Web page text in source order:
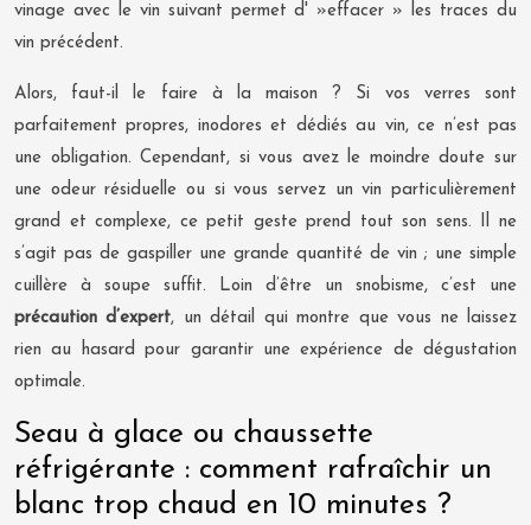
vinage avec le vin suivant permet d' »effacer » les traces du
vin précédent.
Alors, faut-il le faire à la maison ? Si vos verres sont
parfaitement propres, inodores et dédiés au vin, ce n’est pas
une obligation. Cependant, si vous avez le moindre doute sur
une odeur résiduelle ou si vous servez un vin particulièrement
grand et complexe, ce petit geste prend tout son sens. Il ne
s’agit pas de gaspiller une grande quantité de vin ; une simple
cuillère à soupe suffit. Loin d’être un snobisme, c’est une
précaution d’expert, un détail qui montre que vous ne laissez
rien au hasard pour garantir une expérience de dégustation
optimale.
Seau à glace ou chaussette
réfrigérante : comment rafraîchir un
blanc trop chaud en 10 minutes ?